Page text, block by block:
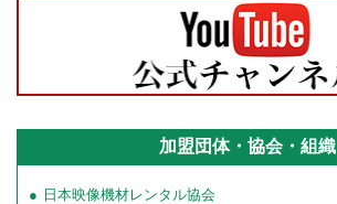
加盟団体・協会・組織
日本映像機材レンタル協会